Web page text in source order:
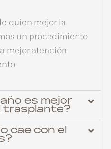
quien mejor la
un procedimiento
mejor atención
es mejor
trasplante?
cae con el